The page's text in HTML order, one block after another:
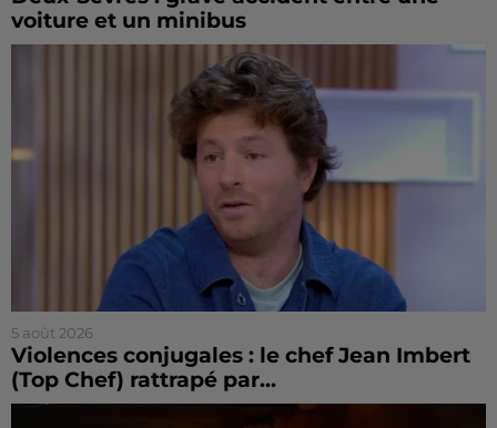
voiture et un minibus
5 août 2026
Violences conjugales : le chef Jean Imbert
(Top Chef) rattrapé par...